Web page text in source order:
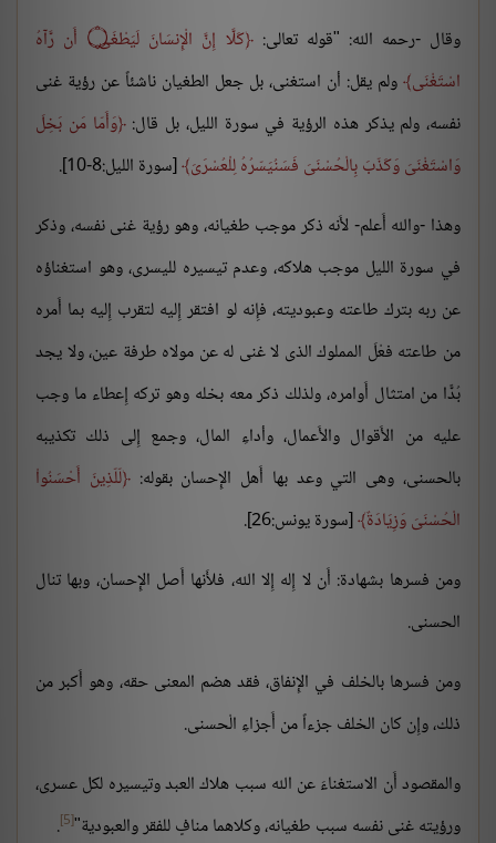
وقال -رحمه الله: "قوله تعالى:
كَلَّا إِنَّ الْإِنسَانَ لَيَطْغَى ۝ أَن رَّآهُ
اسْتَغْنَى ولم يقل: أن استغنى، بل جعل الطغيان ناشئاً عن رؤية غنى
نفسه، ولم يذكر هذه الرؤية في سورة الليل، بل قال: وَأَمّا مَن بَخِلَ
وَاسْتَغْنَىَ وَكَذّبَ بِالْحُسْنَىَ فَسَنُيَسّرُهُ لِلْعُسْرَىَ [سورة الليل:8-10].
وهذا -والله أَعلم- لأَنه ذكر موجب طغيانه، وهو رؤية غنى نفسه، وذكر
في سورة الليل موجب هلاكه، وعدم تيسيره لليسرى، وهو استغناؤه
عن ربه بترك طاعته وعبوديته، فإِنه لو افتقر إِليه لتقرب إِليه بما أَمره
من طاعته فعْلَ المملوك الذى لا غنى له عن مولاه طرفة عين، ولا يجد
بُدًّا من امتثال أَوامره، ولذلك ذكر معه بخله وهو تركه إِعطاء ما وجب
عليه من الأَقوال والأَعمال، وأداءِ المال، وجمع إِلى ذلك تكذيبه
بالحسنى، وهى التي وعد بها أَهل الإِحسان بقوله: لّلّذِينَ أَحْسَنُواْ
الْحُسْنَىَ وَزِيَادَةٌ [سورة يونس:26].
ومن فسرها بشهادة: أَن لا إِله إِلا الله، فلأَنها أَصل الإِحسان، وبها تنال
الحسنى.
ومن فسرها بالخلف في الإِنفاق، فقد هضم المعنى حقه، وهو أَكبر من
ذلك، وإِن كان الخلف جزءاً من أَجزاءِ الْحسنى.
والمقصود أَن الاستغناءَ عن الله سبب هلاك العبد وتيسيره لكل عسرى،
ورؤيته غنى نفسه سبب طغيانه، وكلاهما منافٍ للفقر والعبودية"[5]
.